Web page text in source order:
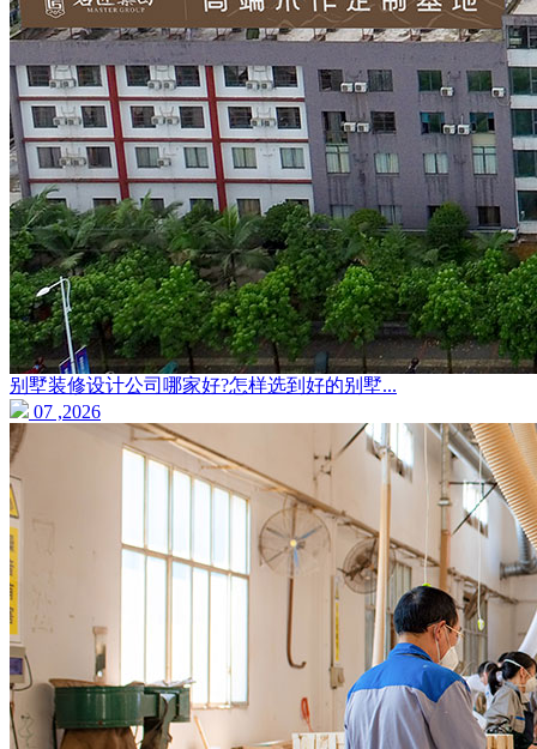
别墅装修设计公司哪家好?怎样选到好的别墅...
07 ,2026